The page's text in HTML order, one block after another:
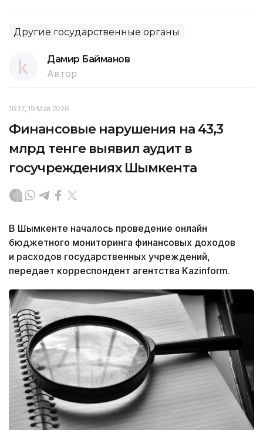
Другие государственные органы
Дамир Байманов
Автор
16:17, 19 Мая 2026
Финансовые нарушения на 43,3
млрд тенге выявил аудит в
госучреждениях Шымкента
В Шымкенте началось проведение онлайн
бюджетного мониторинга финансовых доходов
и расходов государственных учреждений,
передает корреспондент агентства Kazinform.